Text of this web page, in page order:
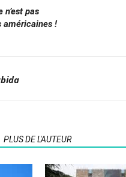
pas
américaines !
PLUS DE L'AUTEUR